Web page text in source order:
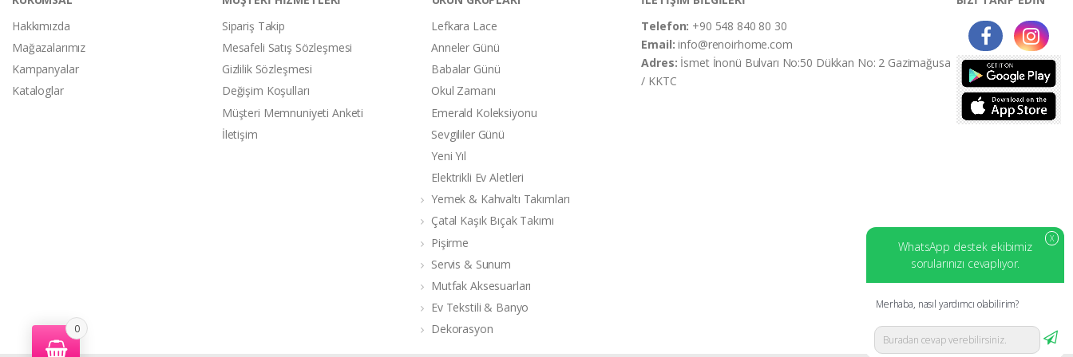
Hakkımızda
Mağazalarımız
Kampanyalar
Kataloglar
Sipariş Takip
Mesafeli Satış Sözleşmesi
Gizlilik Sözleşmesi
Değişim Koşulları
Müşteri Memnuniyeti Anketi
İletişim
Lefkara Lace
Anneler Günü
Babalar Günü
Okul Zamanı
Emerald Koleksiyonu
Sevgililer Günü
Yeni Yıl
Elektrikli Ev Aletleri
Yemek & Kahvaltı Takımları
Çatal Kaşık Bıçak Takımı
Pişirme
Servis & Sunum
Mutfak Aksesuarları
Ev Tekstili & Banyo
Dekorasyon
Telefon: +90 548 840 80 30
Email:info@renoirhome.com
Adres: İsmet İnonü Bulvarı No:50 Dükkan No: 2 Gazimağusa
/ KKTC
0
X
WhatsApp destek ekibimiz
sorularınızı cevaplıyor.
Merhaba, nasıl yardımcı olabilirim?